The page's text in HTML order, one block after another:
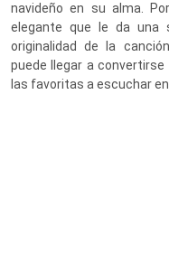
navideño en su alma.
elegante que le da una
originalidad de la
puede llegar a
las favoritas a escuchar